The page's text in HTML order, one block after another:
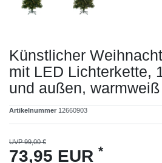
Künstlicher
mit LED Lichterkette,
und außen, warmweiß
Artikelnummer 12660903
UVP 99,00 €
73,95 EUR *